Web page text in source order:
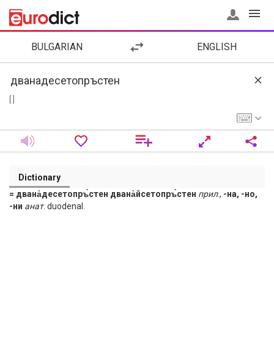
BULGARIAN ENGLISH
Dictionary
= двана̀десетопръ̀стен двана̀йсетопръ̀стен прил., -на, -но,
-ни анат. duodenal.